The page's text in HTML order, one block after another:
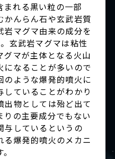
まれる黒い粒の一部
かんらん石や玄武岩質
岩マグマ由来の成分を
玄武岩マグマは粘性
マが主体となる火山
になることが多いので
のような爆発的噴火に
ていることがわかり
出物としては殆ど出て
りの主要成分でもない
与しているというの
爆発的噴火のメカニ